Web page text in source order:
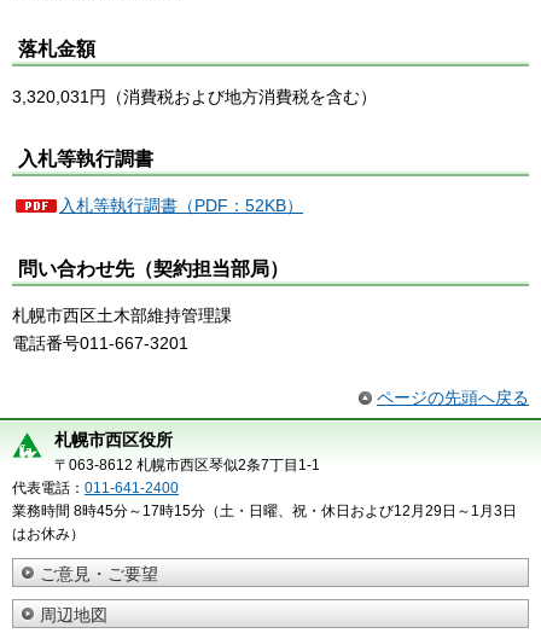
落札金額
3,320,031円（消費税および地方消費税を含む）
入札等執行調書
入札等執行調書（PDF：52KB）
問い合わせ先（契約担当部局）
札幌市西区土木部維持管理課
電話番号011-667-3201
ページの先頭へ戻る
札幌市西区役所
〒063-8612 札幌市西区琴似2条7丁目1-1
代表電話： 011-641-2400
業務時間 8時45分～17時15分（土・日曜、祝・休日および12月29日～1月3日
はお休み）
ご意見・ご要望
周辺地図